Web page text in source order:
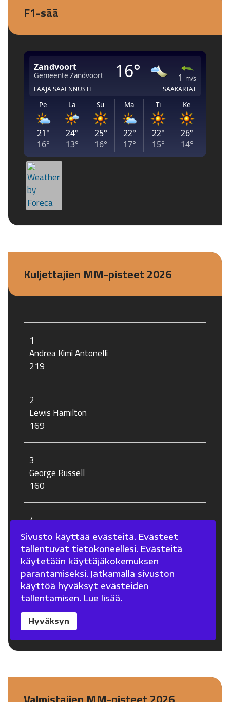
F1-sää
Kuljettajien MM-pisteet 2026
1
Andrea Kimi Antonelli
219
2
Lewis Hamilton
169
3
George Russell
160
4
Charles Leclerc
138
5
Lando Norris
128
Näytä koko taulukko
Sivusto käyttää evästeitä. Evästeet
tallentuvat tietokoneellesi. Evästeitä
käytetään käyttäjäkokemuksen
parantamiseksi. Jatkamalla sivuston
käyttöä hyväksyt evästeiden
tallentamisen. Lue lisää.
Hyväksyn